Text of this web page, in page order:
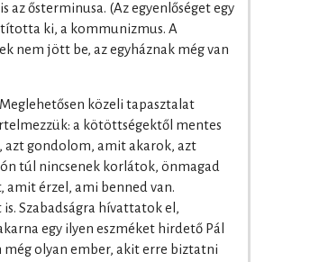
az ősterminusa. (Az egyenlőséget egy
ki, a kommunizmus. A
nem jött be, az egyháznak még van
közeli tapasztalat
a kötöttségektől mentes
azt gondolom, amit akarok, azt
túl nincsenek korlátok, önmagad
amit érzel, ami benned van.
Szabadságra hívattatok el,
egy ilyen eszméket hirdető Pál
még olyan ember, akit erre biztatni